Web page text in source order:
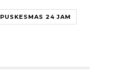
PUSKESMAS 24 JAM